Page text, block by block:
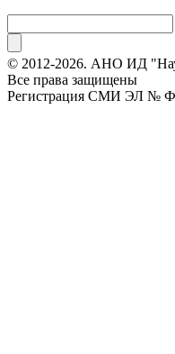
© 2012-2026. АНО ИД
Все права защищены
Регистрация СМИ ЭЛ №